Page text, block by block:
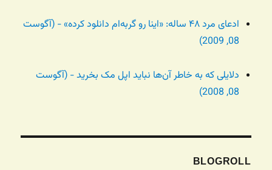
ادعای مرد ۴۸ ساله: «اینا رو گربه‌ام دانلود کرده» - (آگوست
08, 2009)
دلایلی که به خاطر آن‌ها نباید اپل مک بخرید - (آگوست
08, 2008)
BLOGROLL